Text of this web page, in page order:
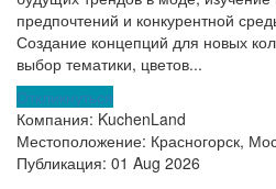
предпочтений и конкурентной
Создание концепций для новых
выбор тематики, цветов...
Откликнуться
Компания: KuchenLand
Местоположение: Красногорск,
Публикация: 01 Aug 2026